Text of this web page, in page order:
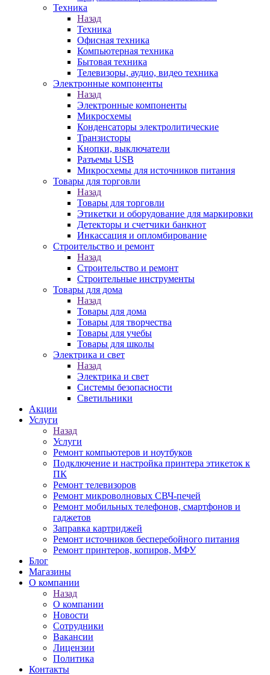
Техника
Назад
Техника
Офисная техника
Компьютерная техника
Бытовая техника
Телевизоры, аудио, видео техника
Электронные компоненты
Назад
Электронные компоненты
Микросхемы
Конденсаторы электролитические
Транзисторы
Кнопки, выключатели
Разъемы USB
Микросхемы для источников питания
Товары для торговли
Назад
Товары для торговли
Этикетки и оборудование для маркировки
Детекторы и счетчики банкнот
Инкассация и опломбирование
Строительство и ремонт
Назад
Строительство и ремонт
Строительные инструменты
Товары для дома
Назад
Товары для дома
Товары для творчества
Товары для учебы
Товары для школы
Электрика и свет
Назад
Электрика и свет
Системы безопасности
Светильники
Акции
Услуги
Назад
Услуги
Ремонт компьютеров и ноутбуков
Подключение и настройка принтера этикеток к
ПК
Ремонт телевизоров
Ремонт микроволновых СВЧ-печей
Ремонт мобильных телефонов, смартфонов и
гаджетов
Заправка картриджей
Ремонт источников бесперебойного питания
Ремонт принтеров, копиров, МФУ
Блог
Магазины
О компании
Назад
О компании
Новости
Сотрудники
Вакансии
Лицензии
Политика
Контакты